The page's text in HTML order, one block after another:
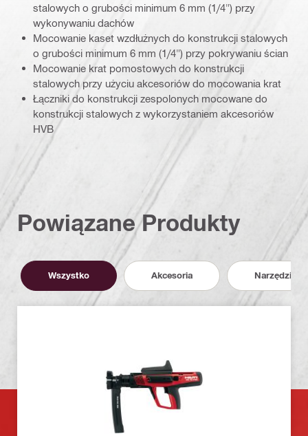
stalowych o grubości minimum 6 mm (1/4") przy
wykonywaniu dachów
Mocowanie kaset wzdłużnych do konstrukcji stalowych
o grubości minimum 6 mm (1/4") przy pokrywaniu ścian
Mocowanie krat pomostowych do konstrukcji
stalowych przy użyciu akcesoriów do mocowania krat
Łączniki do konstrukcji zespolonych mocowane do
konstrukcji stalowych z wykorzystaniem akcesoriów
HVB
Powiązane Produkty
Wszystko Akcesoria Narzędzia